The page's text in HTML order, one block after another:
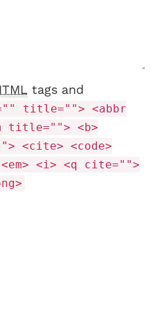
tags and
title=""> <abbr
title=""> <b>
<cite> <code>
<i> <q cite="">